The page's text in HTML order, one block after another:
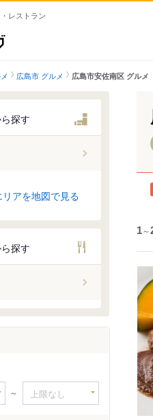
レストラン
広島市 グルメ 広島市安佐南区 グルメ
探す
大
大
大
大
リアを地図で見る
探す
～
1～